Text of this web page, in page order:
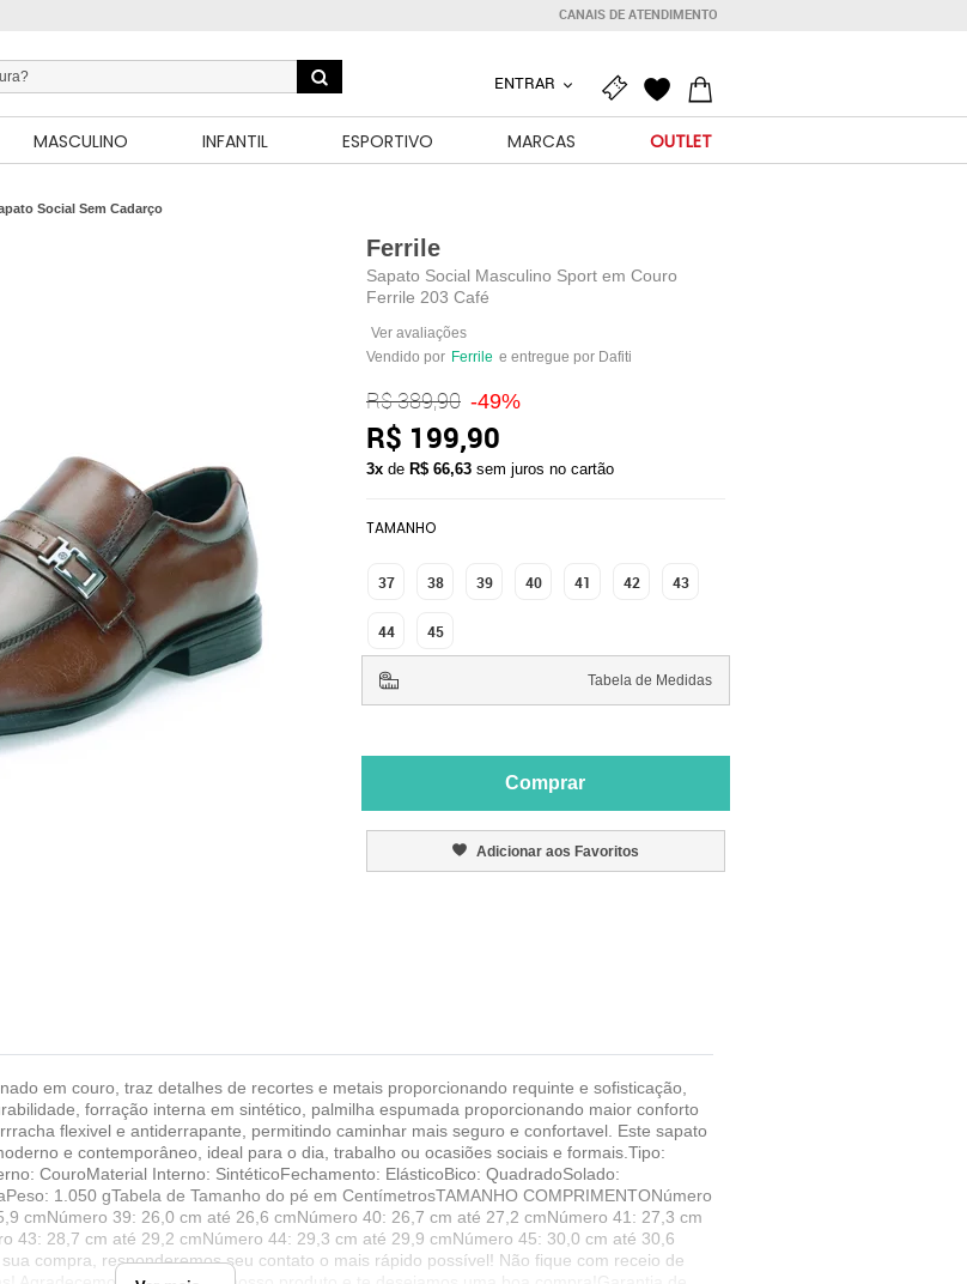
CANAIS DE ATENDIMENTO
ENTRAR
MASCULINO INFANTIL ESPORTIVO MARCAS OUTLET
Social Sem Cadarço
Ferrile
Sapato Social Masculino Sport em Couro
Ferrile 203 Café
Ver avaliações
Vendido por Ferrile e entregue por Dafiti
Indústria e Comercio de Calçados Ltda
0001-73
Lisete Coelho Lourenço, 3045
SP/SP
R$ 389,90 -49%
R$ 199,90
3xde R$ 66,63 sem juros no cartão
TAMANHO
37 38 39 40 41 42 43
44 45
Tabela de Medidas
Comprar
Adicionar aos Favoritos
em couro, traz detalhes de recortes e metais proporcionando requinte e sofisticação,
forração interna em sintético, palmilha espumada proporcionando maior conforto
flexivel e antiderrapante, permitindo caminhar mais seguro e confortavel. Este sapato
e contemporâneo, ideal para o dia, trabalho ou ocasiões sociais e formais.Tipo:
CouroMaterial Interno: SintéticoFechamento: ElásticoBico: QuadradoSolado:
1.050 gTabela de Tamanho do pé em CentímetrosTAMANHO COMPRIMENTONúmero
cmNúmero 39: 26,0 cm até 26,6 cmNúmero 40: 26,7 cm até 27,2 cmNúmero 41: 27,3 cm
43: 28,7 cm até 29,2 cmNúmero 44: 29,3 cm até 29,9 cmNúmero 45: 30,0 cm até 30,6
compra, responderemos seu contato o mais rápido possível! Não fique com receio de